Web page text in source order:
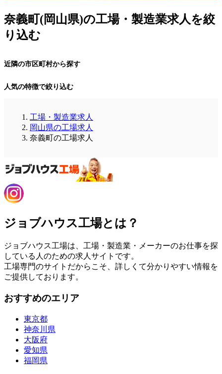
奈義町(岡山県)の工場・製造業求人を絞
り込む
近隣の市区町村から探す
人気の特徴で絞り込む
工場・製造業求人
岡山県の工場求人
奈義町の工場求人
ジョブハウス工場とは？
ジョブハウス工場は、工場・製造業・メーカーのお仕事を探
している人のための求人サイトです。
工場専門のサイトだからこそ、詳しくて分かりやすい情報を
ご提供しております。
おすすめのエリア
東京都
神奈川県
大阪府
愛知県
福岡県